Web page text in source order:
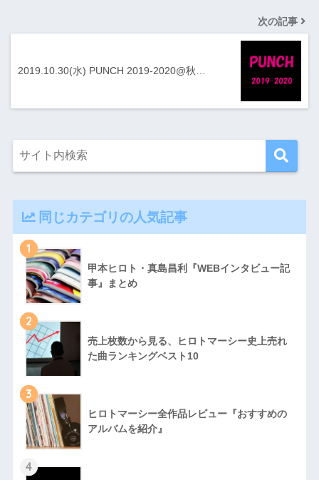
次の記事
2019.10.30(水) PUNCH 2019-2020@秋…
同じカテゴリの人気記事
1
甲本ヒロト・真島昌利『WEBインタビュー記
事』まとめ
2
売上枚数から見る、ヒロトマーシー史上売れ
た曲ランキングベスト10
3
ヒロトマーシー全作品レビュー『おすすめの
アルバムを紹介』
4